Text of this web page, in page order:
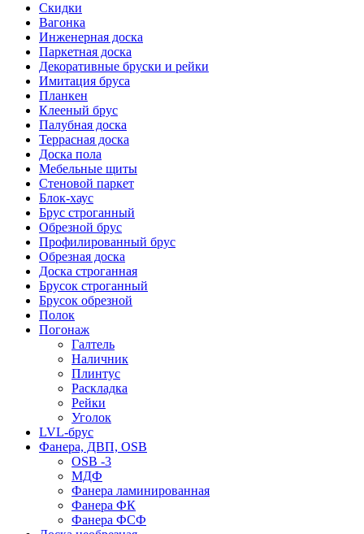
Скидки
Вагонка
Инженерная доска
Паркетная доска
Декоративные бруски и рейки
Имитация бруса
Планкен
Клееный брус
Палубная доска
Террасная доска
Доска пола
Мебельные щиты
Стеновой паркет
Блок-хаус
Брус строганный
Обрезной брус
Профилированный брус
Обрезная доска
Доска строганная
Брусок строганный
Брусок обрезной
Полок
Погонаж
Галтель
Наличник
Плинтус
Раскладка
Рейки
Уголок
LVL-брус
Фанера, ДВП, OSB
OSB -3
МДФ
Фанера ламинированная
Фанера ФК
Фанера ФСФ